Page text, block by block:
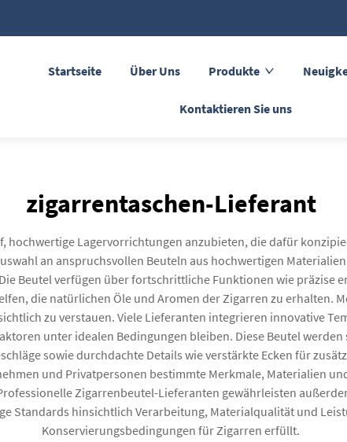
Startseite Über Uns Produkte
Kontaktieren Sie uns
zigarrentaschen-Lieferant
hochwertige Lagervorrichtungen anzubieten, die dafür
an anspruchsvollen Beuteln aus hochwertigen
Beutel verfügen über fortschrittliche Funktionen wie präzise
die natürlichen Öle und Aromen der Zigarren zu erhalten.
zu verstauen. Viele Lieferanten integrieren innovative
unter idealen Bedingungen bleiben. Diese Beutel
sowie durchdachte Details wie verstärkte Ecken für
und Privatpersonen bestimmte Merkmale, Materialien
Zigarrenbeutel-Lieferanten gewährleisten
Standards hinsichtlich Verarbeitung, Materialqualität und
Konservierungsbedingungen für Zigarren erfüllt.